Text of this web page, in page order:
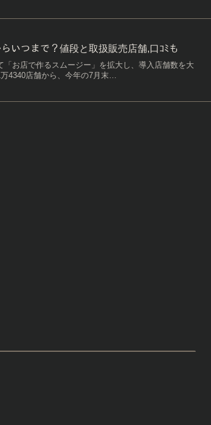
らいつまで？値段と取扱販売店舗,口ｺﾐも
お店で作るスムージー」を拡大し、導入店舗数を大
4340店舗から、今年の7月末…